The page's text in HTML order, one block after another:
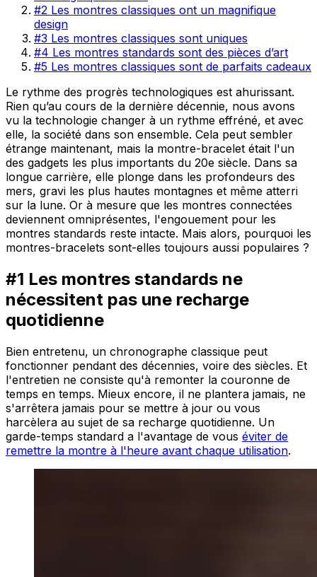
#2 Les montres classiques ont un magnifique
design
#3 Les montres classiques sont uniques
#4 Les montres standards sont des pièces d’art
#5 Les montres classiques sont de parfaits cadeaux
Le rythme des progrès technologiques est ahurissant.
Rien qu’au cours de la dernière décennie, nous avons
vu la technologie changer à un rythme effréné, et avec
elle, la société dans son ensemble. Cela peut sembler
étrange maintenant, mais la montre-bracelet était l'un
des gadgets les plus importants du 20e siècle. Dans sa
longue carrière, elle plonge dans les profondeurs des
mers, gravi les plus hautes montagnes et même atterri
sur la lune. Or à mesure que les montres connectées
deviennent omniprésentes, l'engouement pour les
montres standards reste intacte. Mais alors, pourquoi les
montres-bracelets sont-elles toujours aussi populaires ?
#1 Les montres standards ne
nécessitent pas une recharge
quotidienne
Bien entretenu, un chronographe classique peut
fonctionner pendant des décennies, voire des siècles. Et
l'entretien ne consiste qu'à remonter la couronne de
temps en temps. Mieux encore, il ne plantera jamais, ne
s'arrêtera jamais pour se mettre à jour ou vous
harcèlera au sujet de sa recharge quotidienne. Un
garde-temps standard a l'avantage de vous éviter de
remettre la montre à l'heure avant chaque utilisation.